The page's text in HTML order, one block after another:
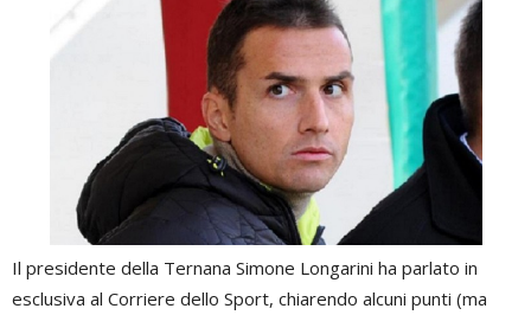
Il presidente della Ternana Simone Longarini ha parlato in
esclusiva al Corriere dello Sport, chiarendo alcuni punti (ma